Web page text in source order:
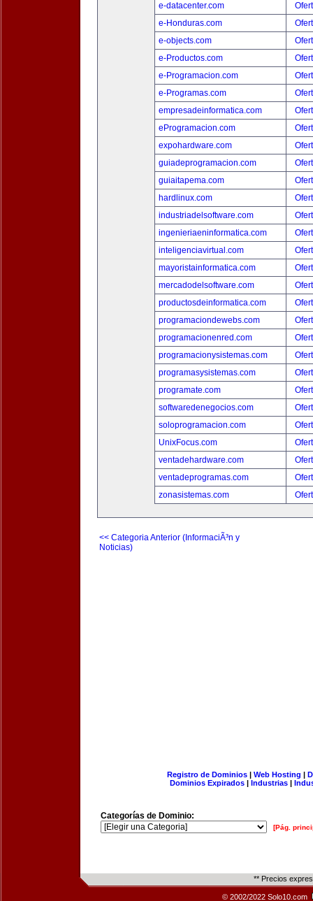
e-datacenter.com
e-Honduras.com
e-objects.com
e-Productos.com
e-Programacion.com
e-Programas.com
empresadeinformatica.com
eProgramacion.com
expohardware.com
guiadeprogramacion.com
guiaitapema.com
hardlinux.com
industriadelsoftware.com
ingenieriaeninformatica.com
inteligenciavirtual.com
mayoristainformatica.com
mercadodelsoftware.com
productosdeinformatica.com
programaciondewebs.com
programacionenred.com
programacionysistemas.com
programasysistemas.com
programate.com
softwaredenegocios.com
soloprogramacion.com
UnixFocus.com
ventadehardware.com
ventadeprogramas.com
zonasistemas.com
<< Categoria Anterior (InformaciÃ³n y
Noticias)
Registro de Dominios| Web Hosting |
Dominios Expirados | Industrias |
Categorías de Dominio:
[Pág.
** Precios
© 2002/2022 Solo10.com